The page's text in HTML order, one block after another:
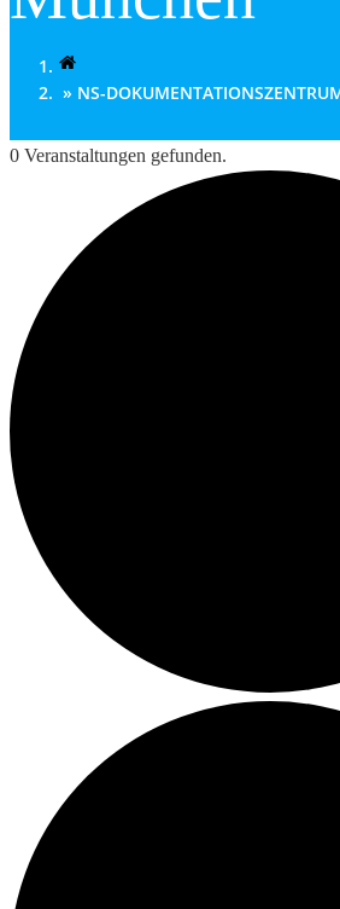
NS-
0 Veranstaltungen gefunden.